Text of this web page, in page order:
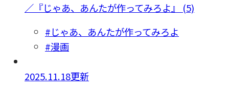
／『じゃあ、あんたが作ってみろよ』 (5)
#じゃあ、あんたが作ってみろよ
#漫画
2025.11.18更新